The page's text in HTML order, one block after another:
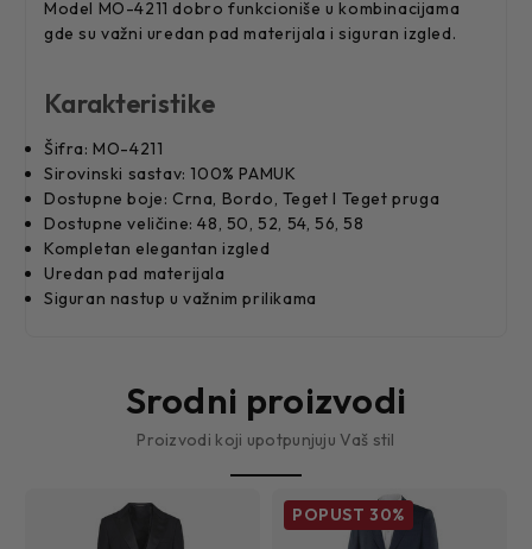
Model MO-4211 dobro funkcioniše u kombinacijama
gde su važni uredan pad materijala i siguran izgled.
Karakteristike
Šifra: MO-4211
Sirovinski sastav: 100% PAMUK
Dostupne boje: Crna, Bordo, Teget I Teget pruga
Dostupne veličine: 48, 50, 52, 54, 56, 58
Kompletan elegantan izgled
Uredan pad materijala
Siguran nastup u važnim prilikama
Srodni proizvodi
Proizvodi koji upotpunjuju Vaš stil
POPUST30%